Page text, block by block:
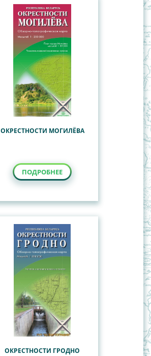
ОКРЕСТНОСТИ МОГИЛЁВА
ПОДРОБНЕЕ
ОКРЕСТНОСТИ ГРОДНО